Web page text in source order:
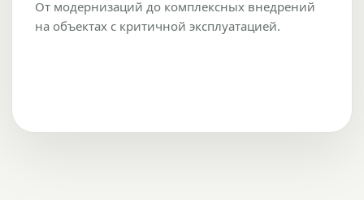
От модернизаций до комплексных внедрений
на объектах с критичной эксплуатацией.